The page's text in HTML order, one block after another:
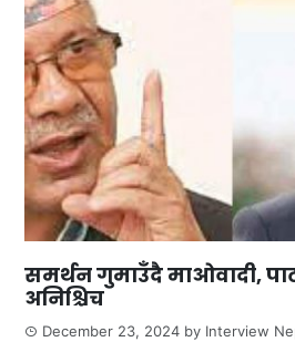
समर्थन गुमाउँदै माओवादी,
अनिश्चिच
December 23, 2024 by Interview